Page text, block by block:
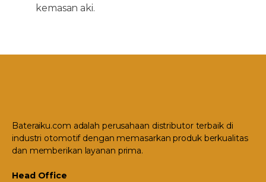
kemasan aki.
Bateraiku.com adalah perusahaan distributor terbaik di
industri otomotif dengan memasarkan produk berkualitas
dan memberikan layanan prima.
Head Office